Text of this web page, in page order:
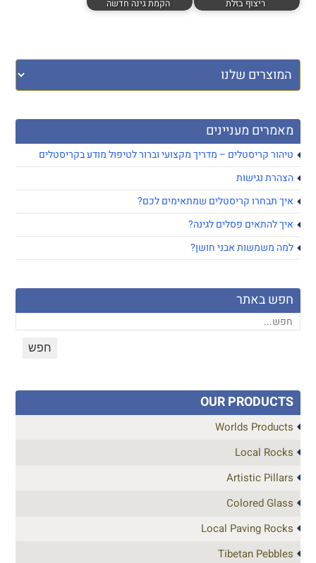
מאמרים מעניינים
טיהור קריסטלים – מדריך מקצועי וברור לטיפול מודע בקריסטלים
הצהרת נגישות
איך תבחרו קריסטלים שמתאימים לכם?
איך להתאים פסלים לגינה?
למה משמשות אבני חושן?
חפש באתר
ריצוף בזלת הקמת גינה חדשה
OUR PRODUCTS
Worlds Products
Local Rocks
Artistic Pillars
Colored Glass
Local Paving Rocks
Tibetan Pebbles